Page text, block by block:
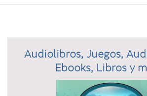
Audiolibros, Juegos,
Ebooks, Libros y